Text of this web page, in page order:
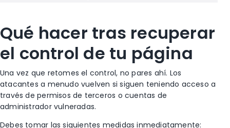
Qué hacer tras recuperar
el control de tu página
Una vez que retomes el control, no pares ahí. Los
atacantes a menudo vuelven si siguen teniendo acceso a
través de permisos de terceros o cuentas de
administrador vulneradas.
Debes tomar las siguientes medidas inmediatamente: